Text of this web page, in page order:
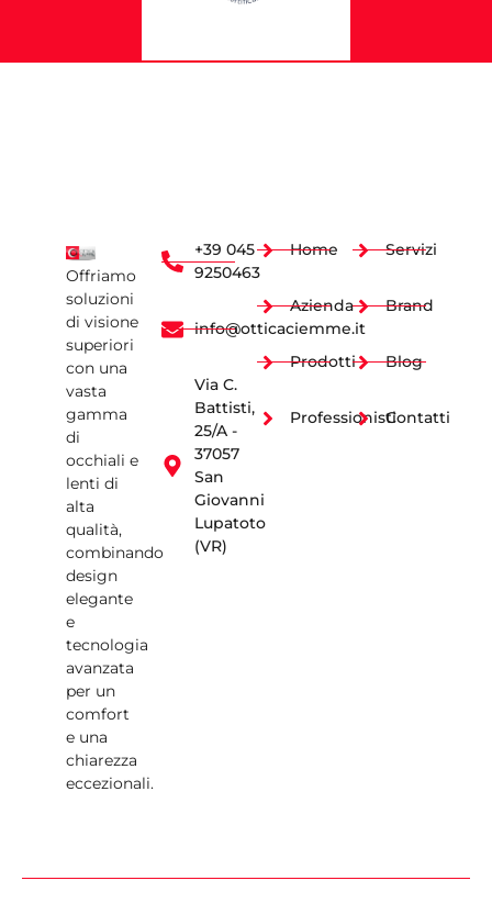
Offriamo
soluzioni
di visione
superiori
con una
vasta
gamma
di
occhiali e
lenti di
alta
qualità,
combinando
design
elegante
e
tecnologia
avanzata
per un
comfort
e una
chiarezza
eccezionali.
+39 045
9250463
info@otticaciemme.it
Via C.
Battisti,
25/A -
37057
San
Giovanni
Lupatoto
(VR)
Home
Azienda
Prodotti
Professionisti
Servizi
Brand
Blog
Contatti